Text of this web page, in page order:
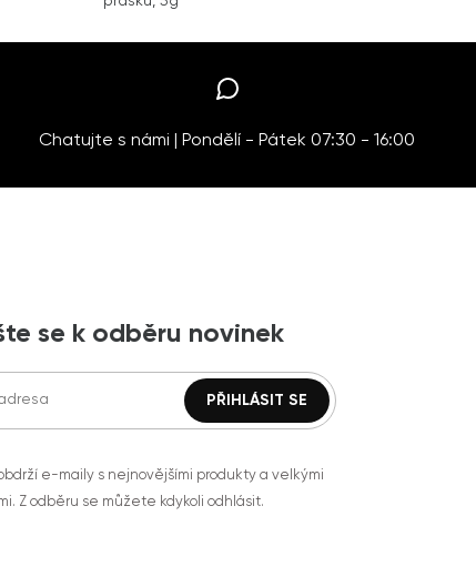
Chatujte s námi | Pondělí - Pátek 07:30 - 16:00
se k odběru novinek
e-maily s nejnovějšími produkty a velkými
Z odběru se můžete kdykoli odhlásit.